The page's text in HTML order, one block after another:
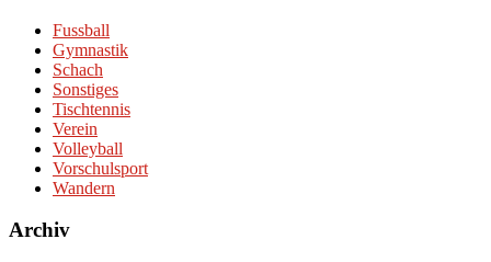
Fussball
Gymnastik
Schach
Sonstiges
Tischtennis
Verein
Volleyball
Vorschulsport
Wandern
Archiv